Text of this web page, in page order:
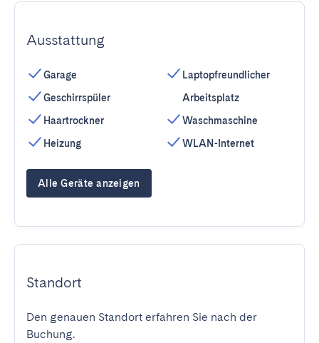
Ausstattung
Garage
Geschirrspüler
Haartrockner
Heizung
Laptopfreundlicher
Arbeitsplatz
Waschmaschine
WLAN-Internet
Alle Geräte anzeigen
Standort
Den genauen Standort erfahren Sie nach der
Buchung.